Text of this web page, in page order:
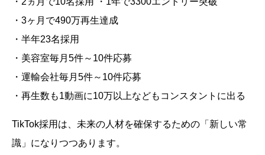
・3ヶ月で490万再生達成
・半年23名採用
・美容室毎月5件～10件応募
・運輸会社毎月5件～10件応募
・再生数も1動画に10万以上などもコンスタントに出る
TikTok採用は、未来の人材を確保するための「新しい常
識」になりつつあります。